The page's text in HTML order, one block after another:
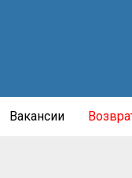
Вакансии